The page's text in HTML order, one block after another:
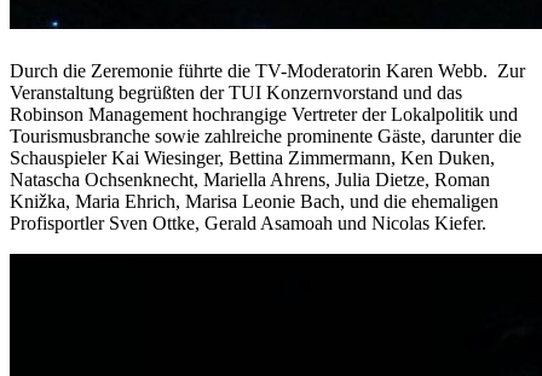
Durch die Zeremonie führte die TV-Moderatorin Karen Webb. Zur
Veranstaltung begrüßten der TUI Konzernvorstand und das
Robinson Management hochrangige Vertreter der Lokalpolitik und
Tourismusbranche sowie zahlreiche prominente Gäste, darunter die
Schauspieler Kai Wiesinger, Bettina Zimmermann, Ken Duken,
Natascha Ochsenknecht, Mariella Ahrens, Julia Dietze, Roman
Knižka, Maria Ehrich, Marisa Leonie Bach, und die ehemaligen
Profisportler Sven Ottke, Gerald Asamoah und Nicolas Kiefer.